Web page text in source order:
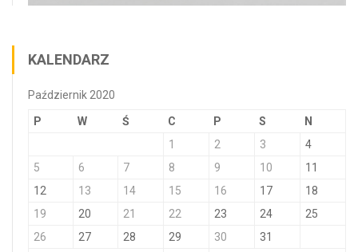
KALENDARZ
Październik 2020
P W Ś C P S N
1 2 3
4
5
6 7 8 9 10
11
12
13 14 15 16 17
18
19
20 21 22 23 24
25
26
27 28 29 30 31